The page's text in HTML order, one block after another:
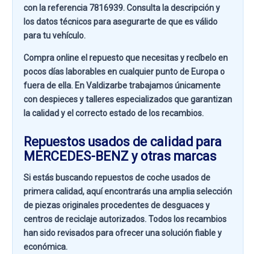
con la referencia 7816939. Consulta la descripción y
los datos técnicos para asegurarte de que es válido
para tu vehículo.
Compra online el repuesto que necesitas y recíbelo en
pocos días laborables en cualquier punto de Europa o
fuera de ella. EnValdizarbetrabajamos únicamente
con despieces y talleres especializados que garantizan
la calidad y el correcto estado de los recambios.
Repuestos usados de calidad para
MERCEDES-BENZ y otras marcas
Si estás buscandorepuestos de coche usados de
primera calidad, aquí encontrarás una amplia selección
de piezas originales procedentes de desguaces y
centros de reciclaje autorizados. Todos los recambios
han sido revisados para ofrecer una solución fiable y
económica.